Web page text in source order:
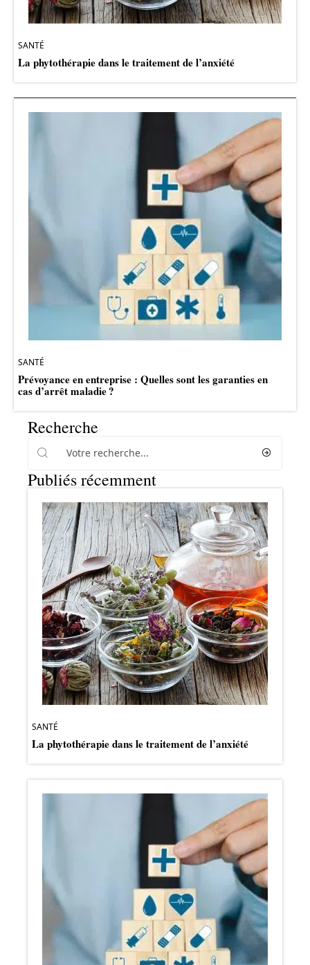
SANTÉ
La phytothérapie dans le traitement de l’anxiété
SANTÉ
Prévoyance en entreprise : Quelles sont les garanties en
cas d’arrêt maladie ?
Recherche
Publiés récemment
SANTÉ
La phytothérapie dans le traitement de l’anxiété